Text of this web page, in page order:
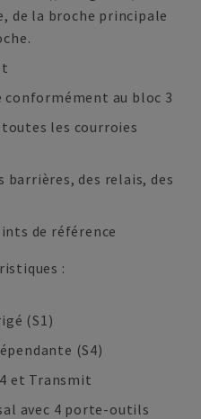
de la broche principale
au bloc 3
les courroies
barrières, des relais, des
de référence
:
(S1)
(S4)
et Transmit
avec 4 porte-outils